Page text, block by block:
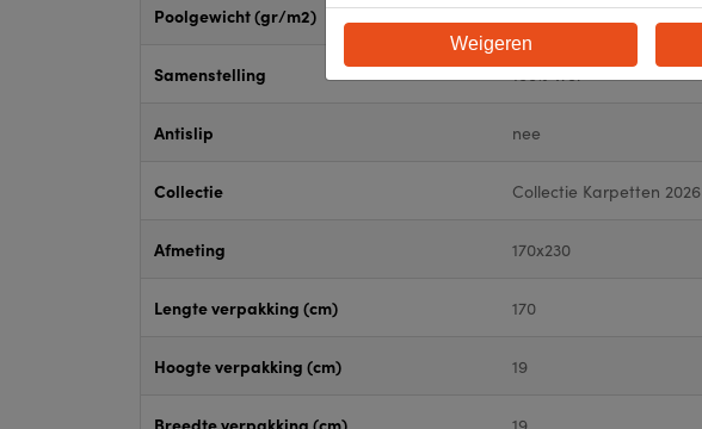
Poolgewicht (gr/m2) Flatweave
Samenstelling 100% Wol
Antislip nee
Collectie Collectie Karpetten 2026
Afmeting 170x230
Lengte verpakking (cm) 170
Hoogte verpakking (cm) 19
Breedte verpakking (cm) 19
Weigeren